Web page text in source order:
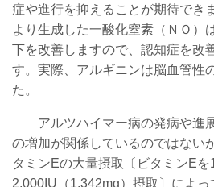
症や進行を抑えることが期待でき
より生成した一酸化窒素（ＮＯ）
下を改善しますので、認知症を改
す。実際、アルギニンは脳血管性
た。
アルツハイマー病の発病や進
の増加が関係しているのではない
タミンEの大量摂取〔ビタミンEを
2,000IU（1,342mg）摂取〕によ